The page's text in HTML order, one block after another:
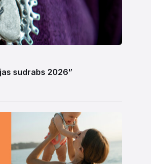
sudrabs 2026”